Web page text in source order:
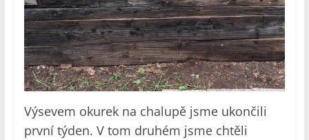
Výsevem okurek na chalupě jsme ukončili
první týden. V tom druhém jsme chtěli